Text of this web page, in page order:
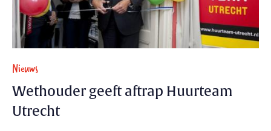
Nieuws
Wethouder geeft aftrap Huurteam
Utrecht